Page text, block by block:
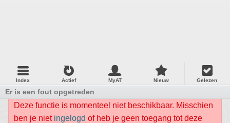
Index Actief MyAT Nieuw Gelezen
Er is een fout opgetreden
Deze functie is momenteel niet beschikbaar. Misschien
ben je niet ingelogd of heb je geen toegang tot deze